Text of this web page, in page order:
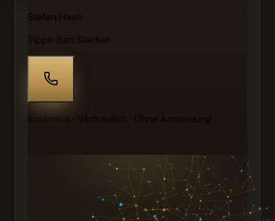
Stefan Haab
Tippe zum Starten
Kostenlos · Vertraulich · Ohne Anmeldung